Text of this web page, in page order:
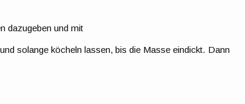
dazugeben und mit
solange köcheln lassen, bis die Masse eindickt. Dann